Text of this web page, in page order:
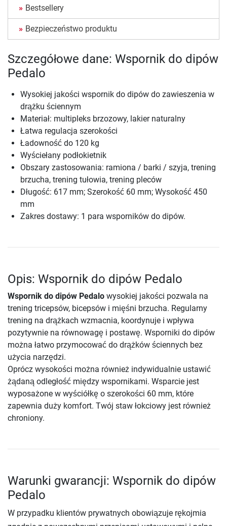
Bestsellery
Bezpieczeństwo produktu
Szczegółowe dane: Wspornik do dipów
Pedalo
Wysokiej jakości wspornik do dipów do zawieszenia w
drążku ściennym
Materiał: multipleks brzozowy, lakier naturalny
Łatwa regulacja szerokości
Ładowność do 120 kg
Wyściełany podłokietnik
Obszary zastosowania: ramiona / barki / szyja, trening
brzucha, trening tułowia, trening pleców
Długość: 617 mm; Szerokość 60 mm; Wysokość 450
mm
Zakres dostawy: 1 para wsporników do dipów.
Opis: Wspornik do dipów Pedalo
Wspornik do dipów Pedalo wysokiej jakości pozwala na
trening tricepsów, bicepsów i mięśni brzucha. Regularny
trening na drążkach wzmacnia, koordynuje i wpływa
pozytywnie na równowagę i postawę. Wsporniki do dipów
można łatwo przymocować do drążków ściennych bez
użycia narzędzi.
Oprócz wysokości można również indywidualnie ustawić
żądaną odległość między wspornikami. Wsparcie jest
wyposażone w wyściółkę o szerokości 60 mm, które
zapewnia duży komfort. Twój staw łokciowy jest również
chroniony.
Warunki gwarancji: Wspornik do dipów
Pedalo
W przypadku klientów prywatnych obowiązuje rękojmia